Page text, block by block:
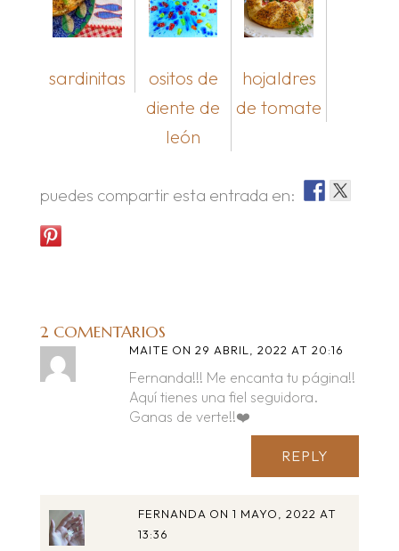
sardinitas
ositos de
diente de
león
hojaldres
de tomate
puedes compartir esta entrada en:
2 COMENTARIOS
MAITE ON 29 ABRIL, 2022 AT 20:16
Fernanda!!! Me encanta tu página!!
Aquí tienes una fiel seguidora.
Ganas de verte!!❤️
REPLY
FERNANDA ON 1 MAYO, 2022 AT
13:36